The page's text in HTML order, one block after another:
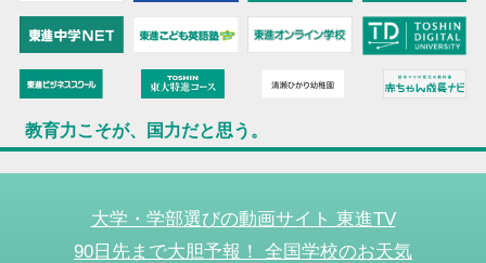
教育力こそが、国力だと思う。
大学・学部選びの動画サイト 東進TV
90日先まで大胆予報！ 全国学校のお天気